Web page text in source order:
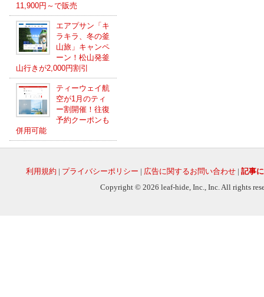
11,900円～で販売
エアプサン「キ
ラキラ、冬の釜
山旅」キャンペ
ーン！松山発釜
山行きが2,000円割引
ティーウェイ航
空が1月のティ
ー割開催！往復
予約クーポンも
併用可能
利用規約 | プライバシーポリシー | 広告に関するお問い合わせ | 記事
Copyright © 2026 leaf-hide, Inc., Inc. All rights